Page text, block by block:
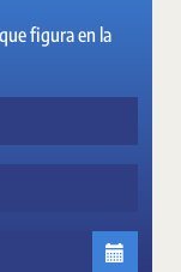
figura en la